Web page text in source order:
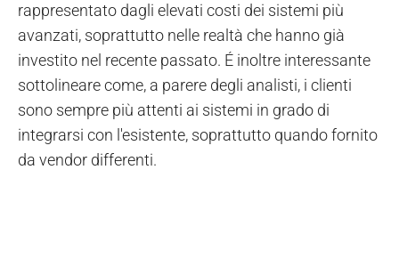
rappresentato dagli elevati costi dei sistemi più
avanzati, soprattutto nelle realtà che hanno già
investito nel recente passato. É inoltre interessante
sottolineare come, a parere degli analisti, i clienti
sono sempre più attenti ai sistemi in grado di
integrarsi con l'esistente, soprattutto quando fornito
da vendor differenti.